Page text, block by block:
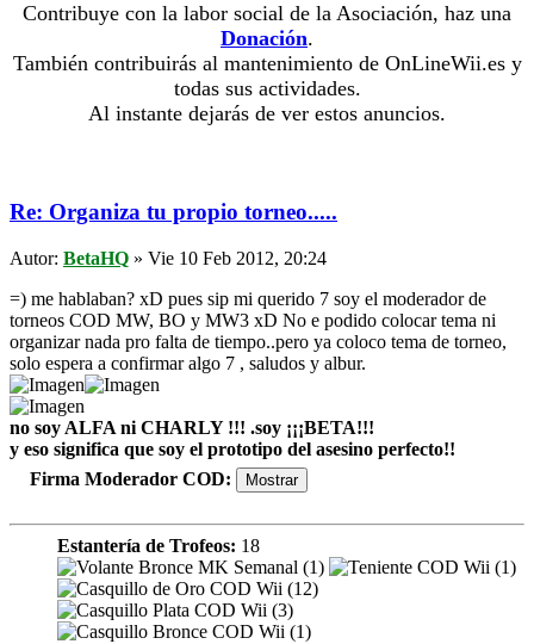
Contribuye con la labor social de la Asociación, haz una
Donación.
También contribuirás al mantenimiento de OnLineWii.es y
todas sus actividades.
Al instante dejarás de ver estos anuncios.
Re: Organiza tu propio torneo.....
Autor: BetaHQ » Vie 10 Feb 2012, 20:24
=) me hablaban? xD pues sip mi querido 7 soy el moderador de
torneos COD MW, BO y MW3 xD No e podido colocar tema ni
organizar nada pro falta de tiempo..pero ya coloco tema de torneo,
solo espera a confirmar algo 7 , saludos y albur.
no soy ALFA ni CHARLY !!! .soy ¡¡¡BETA!!!
y eso significa que soy el prototipo del asesino perfecto!!
Firma Moderador COD:
Estantería de Trofeos: 18